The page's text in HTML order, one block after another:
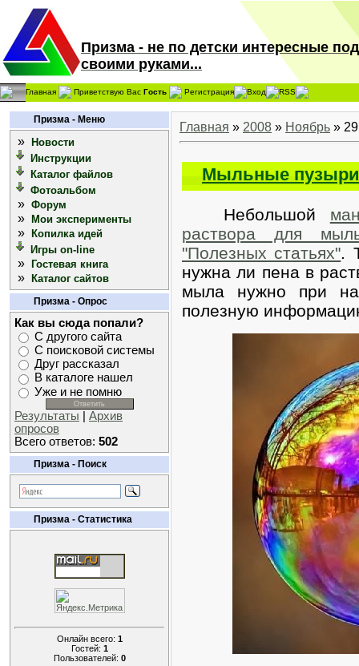
Призма - не по детски интересные
своими руками...
Главная Приветствую Вас Гость Регистрация Вход RSS
Призма - Меню
»
Новости
Инструкции
Каталог файлов
Фотоальбом
» Форум
» Мои эксперименты
»
Копилка идей
Игры on-line
» Гостевая книга
» Каталог сайтов
Призма - Опрос
Как вы сюда попали?
С другого сайта
С поисковой системы
Друг рассказал
В каталоге нашел
Уже и не помню
Результаты
Архив
опросов
Всего ответов: 502
Призма - Поиск
Призма - Статистика
Онлайн всего: 1
Гостей: 1
Пользователей: 0
Главная » 2008 » Ноябрь » 29
Мыльные пузыри
Небольшой
раствора для
"Полезных статьях".
нужна ли пена в
мыла нужно при
полезную